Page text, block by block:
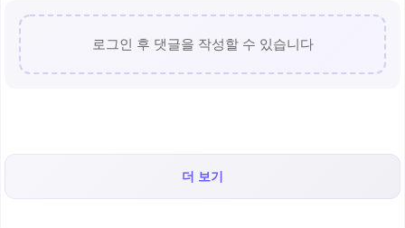
로그인 후 댓글을 작성할 수 있습니다
더 보기